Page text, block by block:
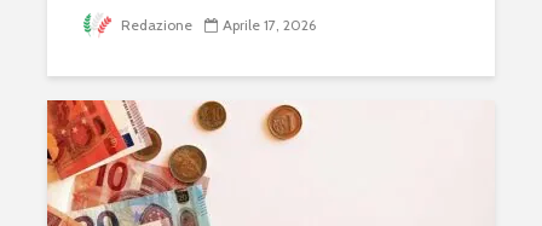
Redazione Aprile 17, 2026